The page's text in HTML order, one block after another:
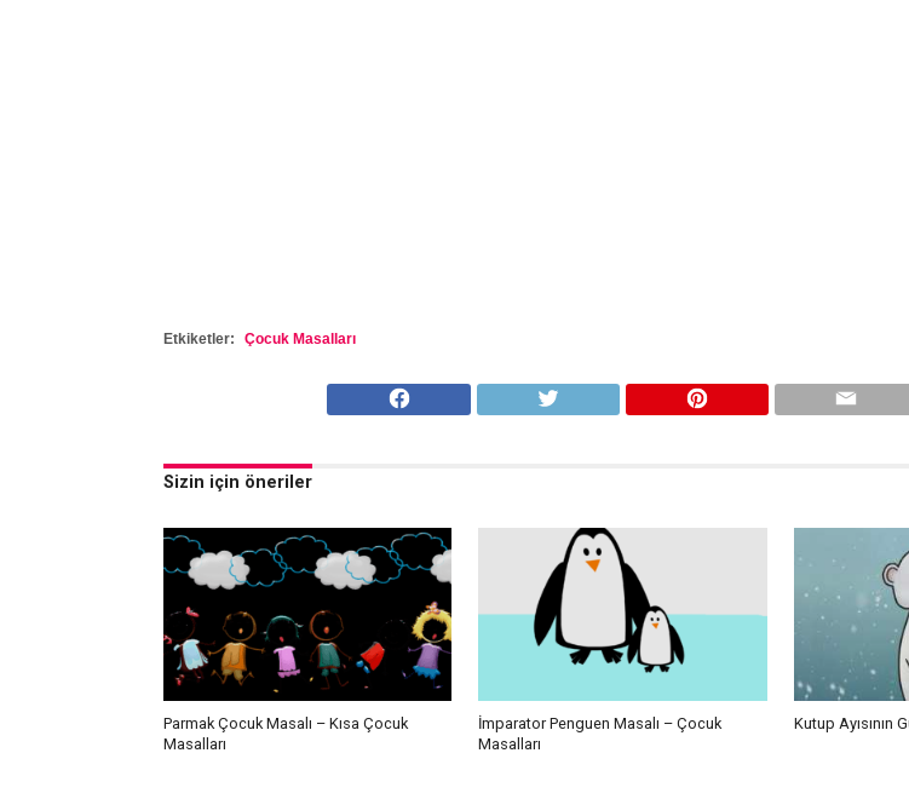
Etkiketler: Çocuk Masalları
Sizin için öneriler
Parmak Çocuk Masalı – Kısa Çocuk
Masalları
İmparator Penguen Masalı – Çocuk
Masalları
Kutup Ayısının